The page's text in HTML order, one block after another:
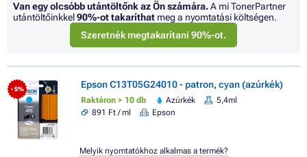
Van egy olcsóbb utántöltőnk az Ön számára.A mi TonerPartner
utántöltőinkkel90%-ot takaríthat meg a nyomtatási költségen.
Szeretnék megtakarítani 90%-ot.
- 5% Epson C13T05G24010 - patron, cyan (azúrkék)
Raktáron > 10 db Azúrkék
5,4ml
891 Ft / ml
Epson
Melyik nyomtatókhoz alkalmas a termék?